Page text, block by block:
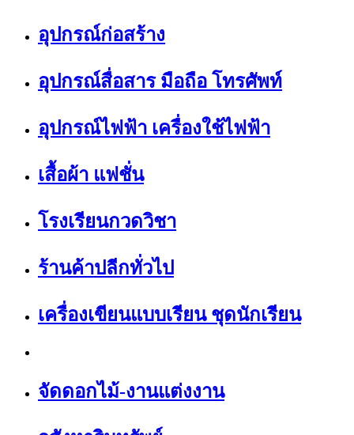
อุปกรณ์ก่อสร้าง
อุปกรณ์สื่อสาร มือถือ โทรศัพท์
อุปกรณ์ไฟฟ้า เครื่องใช้ไฟฟ้า
เสื้อผ้า แฟชั่น
โรงเรียนกวดวิชา
ร้านค้าปลีกทั่วไป
เครื่องเขียนแบบเรียน ชุดนักเรียน
จัดดอกไม้-งานแต่งงาน